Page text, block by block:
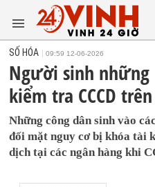
SỐ HÓA 09:59 12-06-2026
Người sinh những
kiểm tra CCCD
Những công dân sinh vào
đối mặt nguy cơ bị khóa tài
dịch tại các ngân hàng khi